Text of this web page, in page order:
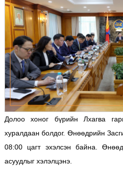
Долоо хоног бүрийн Лхагва
хуралдаан болдог. Өнөөдрийн
08:00 цагт эхэлсэн байна.
асуудлыг хэлэлцэнэ.